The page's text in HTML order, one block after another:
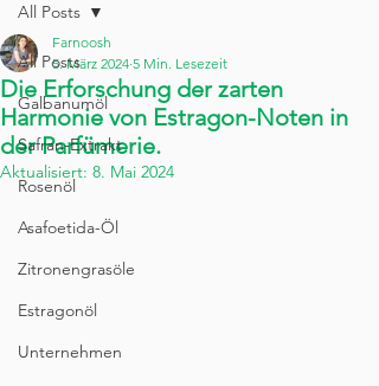
All Posts
Galbanumöl
Safran-Extrakt
Rosenöl
Asafoetida-Öl
Zitronengrasöle
Estragonöl
Unternehmen
All Posts
Die Erforschung der zarten
Harmonie von Estragon-Noten in
der Parfümerie.
Farnoosh
5. März 2024 5 Min. Lesezeit
Aktualisiert: 8. Mai 2024